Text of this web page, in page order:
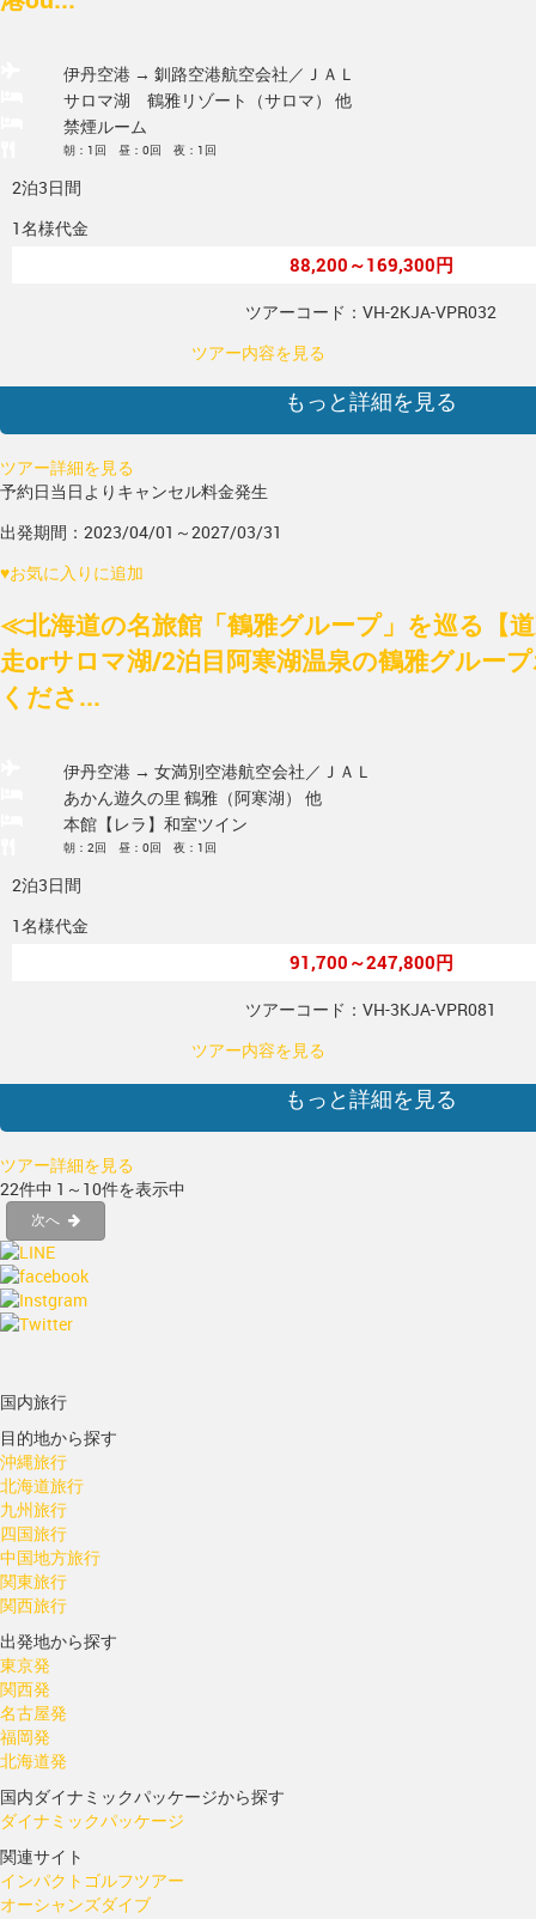
伊丹空港 → 釧路空港航空会社／ＪＡＬ
サロマ湖 鶴雅リゾート（サロマ） 他
禁煙ルーム
朝：1回 昼：0回 夜：1回
2泊3日間
1名様代金
88,200～169,300円
ツアーコード：VH-2KJA-VPR032
ツアー内容を見る
もっと詳細を見る
ツアー詳細を見る
予約日当日よりキャンセル料金発生
出発期間：2023/04/01～2027/03/31
♥お気に入りに追加
≪北海道の名旅館「鶴雅グループ」を巡る【
走orサロマ湖/2泊目阿寒湖温泉の鶴雅グルー
くださ...
伊丹空港 → 女満別空港航空会社／ＪＡＬ
あかん遊久の里 鶴雅（阿寒湖） 他
本館【レラ】和室ツイン
朝：2回 昼：0回 夜：1回
2泊3日間
1名様代金
91,700～247,800円
ツアーコード：VH-3KJA-VPR081
ツアー内容を見る
もっと詳細を見る
ツアー詳細を見る
22件中 1～10件を表示中
次へ
国内旅行
目的地から探す
沖縄旅行
北海道旅行
九州旅行
四国旅行
中国地方旅行
関東旅行
関西旅行
出発地から探す
東京発
関西発
名古屋発
福岡発
北海道発
国内ダイナミックパッケージから探す
ダイナミックパッケージ
関連サイト
インパクトゴルフツアー
オーシャンズダイブ